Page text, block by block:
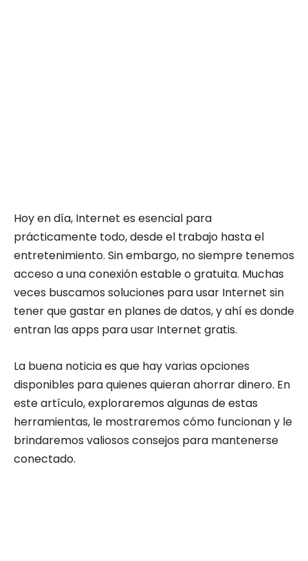
Hoy en día, Internet es esencial para
prácticamente todo, desde el trabajo hasta el
entretenimiento. Sin embargo, no siempre tenemos
acceso a una conexión estable o gratuita. Muchas
veces buscamos soluciones para usar Internet sin
tener que gastar en planes de datos, y ahí es donde
entran las apps para usar Internet gratis.
La buena noticia es que hay varias opciones
disponibles para quienes quieran ahorrar dinero. En
este artículo, exploraremos algunas de estas
herramientas, le mostraremos cómo funcionan y le
brindaremos valiosos consejos para mantenerse
conectado.